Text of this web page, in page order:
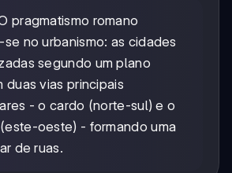
pragmatismo romano
no urbanismo: as cidades
segundo um plano
duas vias principais
- o cardo (norte-sul) e o
oeste) - formando uma
de ruas.